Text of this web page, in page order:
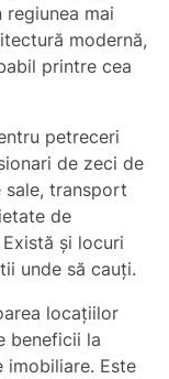
regiunea mai
modernă,
printre cea
petreceri
de zeci de
sale, transport
de
și locuri
unde să cauți.
locațiilor
beneficii la
imobiliare. Este